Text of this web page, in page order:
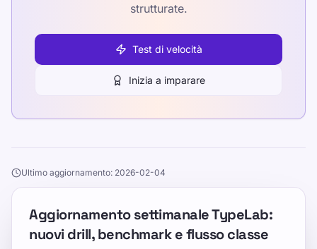
strutturate.
Test di velocità
Inizia a imparare
Ultimo aggiornamento: 2026-02-04
Aggiornamento settimanale TypeLab:
nuovi drill, benchmark e flusso classe